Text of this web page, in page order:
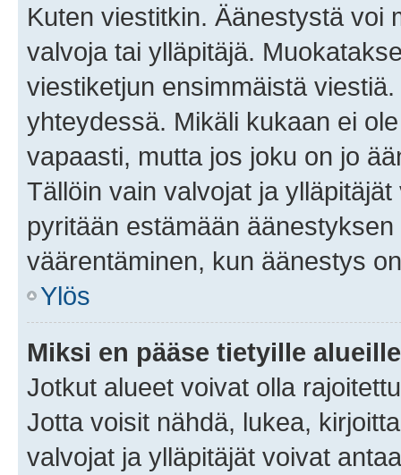
Kuten viestitkin. Äänestystä voi
valvoja tai ylläpitäjä.
viestiketjun ensimmäistä
yhteydessä. Mikäli kukaan ei
vapaasti, mutta jos joku on jo
Tällöin vain valvojat ja
pyritään estämään
väärentäminen, kun äänestys
Ylös
Miksi en pääse tietyille
Jotkut alueet voivat olla
Jotta voisit nähdä, lukea,
valvojat ja ylläpitäjät voivat